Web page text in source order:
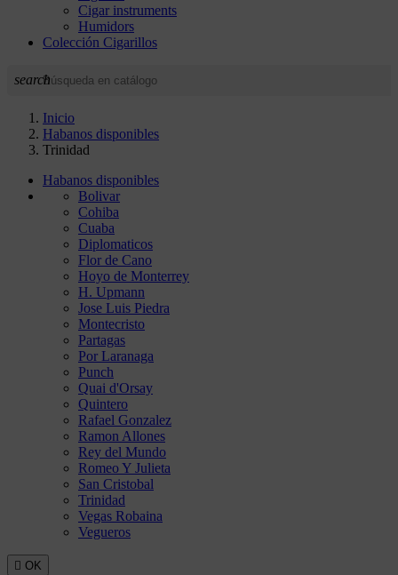
Cigar instruments
Humidors
Colección Cigarillos
search
Inicio
Habanos disponibles
Trinidad
Habanos disponibles
Bolivar
Cohiba
Cuaba
Diplomaticos
Flor de Cano
Hoyo de Monterrey
H. Upmann
Jose Luis Piedra
Montecristo
Partagas
Por Laranaga
Punch
Quai d'Orsay
Quintero
Rafael Gonzalez
Ramon Allones
Rey del Mundo
Romeo Y Julieta
San Cristobal
Trinidad
Vegas Robaina
Vegueros
 OK